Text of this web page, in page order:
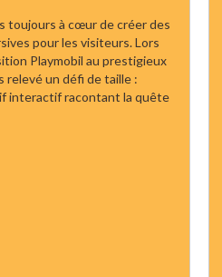
toujours à cœur de créer des
pour les visiteurs. Lors
Playmobil au prestigieux
relevé un défi de taille :
interactif racontant la quête